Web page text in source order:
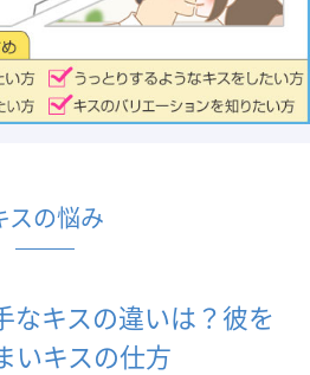
スの悩み
なキスの違いは？彼を
いキスの仕方